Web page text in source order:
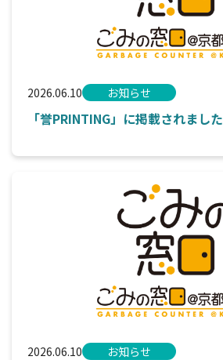
2026.06.10 お知らせ
「誉PRINTING」に掲載されました
2026.06.10 お知らせ